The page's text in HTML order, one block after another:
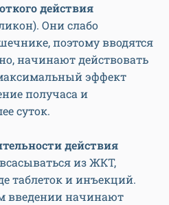
действия
Они слабо
поэтому вводятся
начинают действовать
эффект
получаса и
суток.
действия
из ЖКТ,
таблеток и инъекций.
введении начинают